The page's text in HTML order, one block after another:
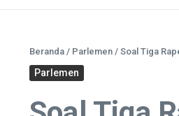
Beranda / Parlemen / Soal Tiga
Parlemen